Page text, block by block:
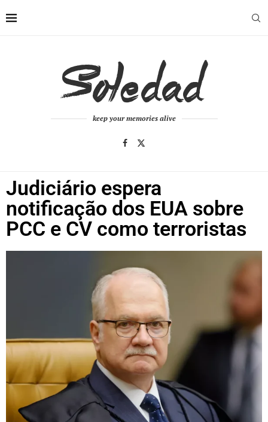
keep your memories alive
Judiciário espera
notificação dos EUA sobre
PCC e CV como terroristas